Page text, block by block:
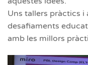
Uns tallers pràctics
desafiaments
amb les millors